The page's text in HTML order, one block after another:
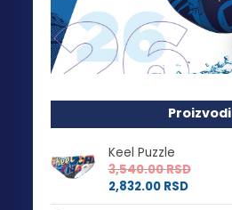
Proizvodi
Keel Puzzle
3,540.00RSD
2,832.00 RSD